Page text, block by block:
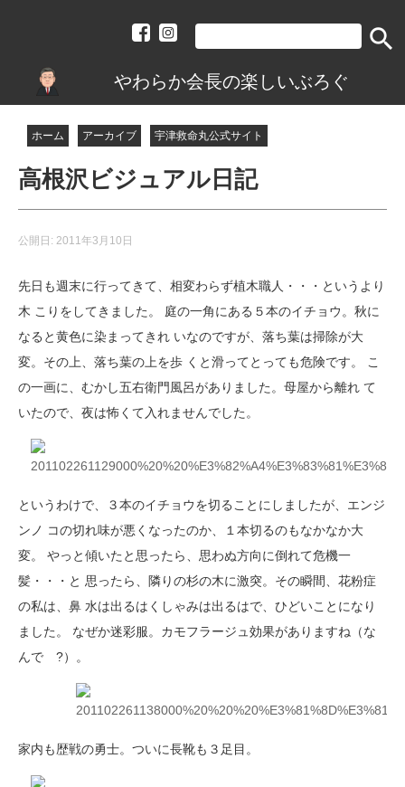
search
やわらか会長の楽しいぶろぐ
ホーム アーカイブ 宇津救命丸公式サイト
高根沢ビジュアル日記
公開日: 2011年3月10日
先日も週末に行ってきて、相変わらず植木職人・・・というより
木 こりをしてきました。 庭の一角にある５本のイチョウ。秋に
なると黄色に染まってきれ いなのですが、落ち葉は掃除が大
変。その上、落ち葉の上を歩 くと滑ってとっても危険です。 こ
の一画に、むかし五右衛門風呂がありました。母屋から離れ て
いたので、夜は怖くて入れませんでした。
というわけで、３本のイチョウを切ることにしましたが、エンジ
ンノ コの切れ味が悪くなったのか、１本切るのもなかなか大
変。 やっと傾いたと思ったら、思わぬ方向に倒れて危機一
髪・・・と 思ったら、隣りの杉の木に激突。その瞬間、花粉症
の私は、鼻 水は出るはくしゃみは出るはで、ひどいことになり
ました。 なぜか迷彩服。カモフラージュ効果がありますね（な
んで ?）。
家内も歴戦の勇士。ついに長靴も３足目。